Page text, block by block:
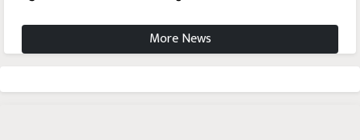
More News